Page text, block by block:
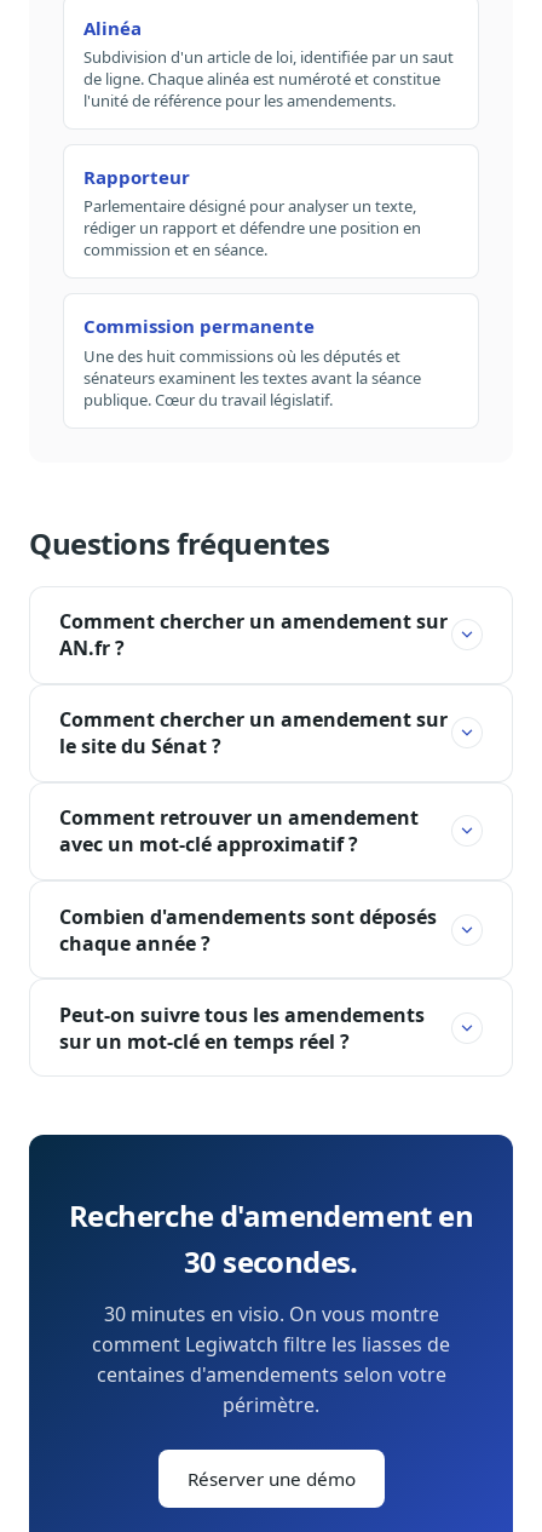
Alinéa
Subdivision d'un article de loi, identifiée par un saut
de ligne. Chaque alinéa est numéroté et constitue
l'unité de référence pour les amendements.
Rapporteur
Parlementaire désigné pour analyser un texte,
rédiger un rapport et défendre une position en
commission et en séance.
Commission permanente
Une des huit commissions où les députés et
sénateurs examinent les textes avant la séance
publique. Cœur du travail législatif.
Questions fréquentes
Comment chercher un amendement sur
AN.fr ?
Comment chercher un amendement sur
le site du Sénat ?
Comment retrouver un amendement
avec un mot-clé approximatif ?
Combien d'amendements sont déposés
chaque année ?
Peut-on suivre tous les amendements
sur un mot-clé en temps réel ?
Recherche d'amendement en
30 secondes.
30 minutes en visio. On vous montre
comment Legiwatch filtre les liasses de
centaines d'amendements selon votre
périmètre.
Réserver une démo